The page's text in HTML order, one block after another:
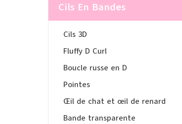
Cils En Bandes
Cils 3D
Fluffy D Curl
Boucle russe en D
Pointes
Œil de chat et œil de renard
Bande transparente